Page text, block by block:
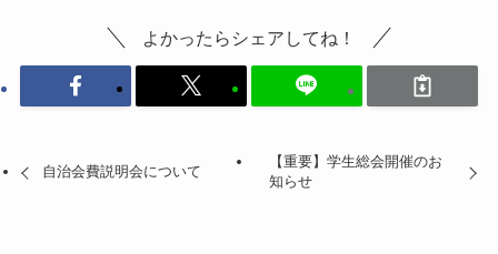
よかったらシェアしてね！
自治会費説明会について
【重要】学生総会開催のお
知らせ